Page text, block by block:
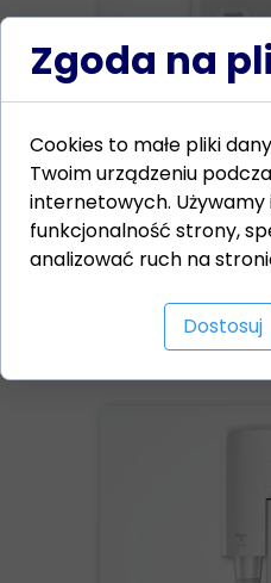
Suszarka Valera
Silnik
Automatyczny
Kolor
Zgoda na
Cookies to małe pliki
Twoim urządzeniu
internetowych.
funkcjonalność strony,
analizować ruch na
Dostosuj